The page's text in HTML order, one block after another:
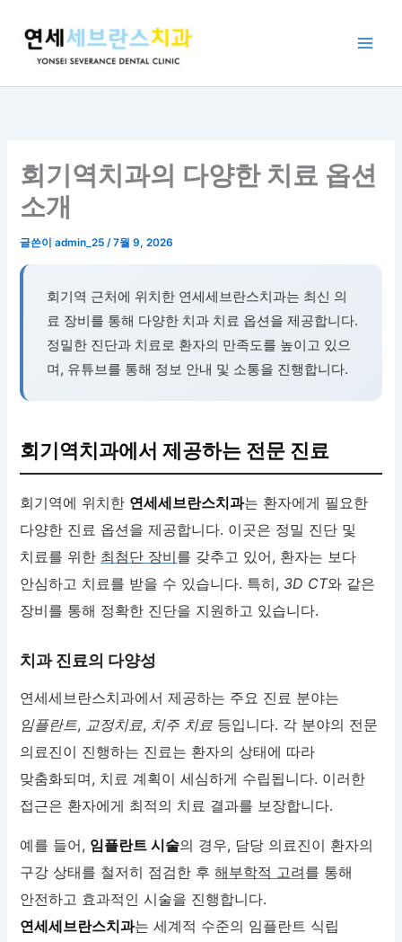
회기역치과의 다양한 치료 옵션
소개
글쓴이admin_25/7월 9, 2026
회기역 근처에 위치한 연세세브란스치과는 최신 의
료 장비를 통해 다양한 치과 치료 옵션을 제공합니다.
정밀한 진단과 치료로 환자의 만족도를 높이고 있으
며, 유튜브를 통해 정보 안내 및 소통을 진행합니다.
회기역치과에서 제공하는 전문 진료
회기역에 위치한 연세세브란스치과는 환자에게 필요한
다양한 진료 옵션을 제공합니다. 이곳은 정밀 진단 및
치료를 위한 최첨단 장비를 갖추고 있어, 환자는 보다
안심하고 치료를 받을 수 있습니다. 특히, 3D CT와 같은
장비를 통해 정확한 진단을 지원하고 있습니다.
치과 진료의 다양성
연세세브란스치과에서 제공하는 주요 진료 분야는
임플란트, 교정치료, 치주 치료 등입니다. 각 분야의 전문
의료진이 진행하는 진료는 환자의 상태에 따라
맞춤화되며, 치료 계획이 세심하게 수립됩니다. 이러한
접근은 환자에게 최적의 치료 결과를 보장합니다.
예를 들어, 임플란트 시술의 경우, 담당 의료진이 환자의
구강 상태를 철저히 점검한 후해부학적 고려를 통해
안전하고 효과적인 시술을 진행합니다.
연세세브란스치과는 세계적 수준의 임플란트 식립